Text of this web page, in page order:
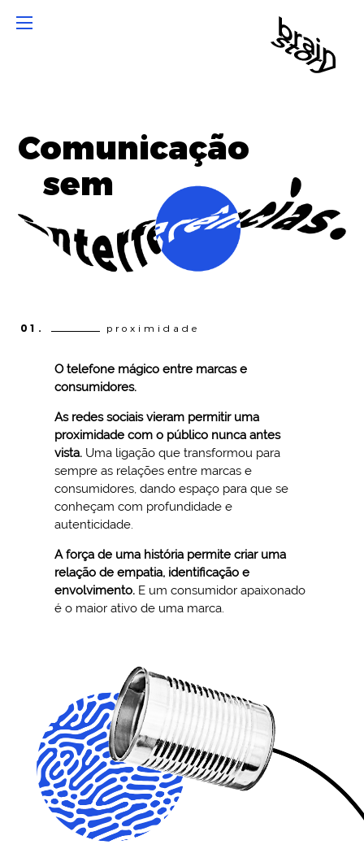
Comunicação
sem
01. proximidade
O telefone mágico entre marcas e
consumidores.
As redes sociais vieram permitir uma
proximidade com o público nunca antes
vista. Uma ligação que transformou para
sempre as relações entre marcas e
consumidores, dando espaço para que se
conheçam com profundidade e
autenticidade.
A força de uma história permite criar uma
relação de empatia, identificação e
envolvimento. E um consumidor apaixonado
é o maior ativo de uma marca.